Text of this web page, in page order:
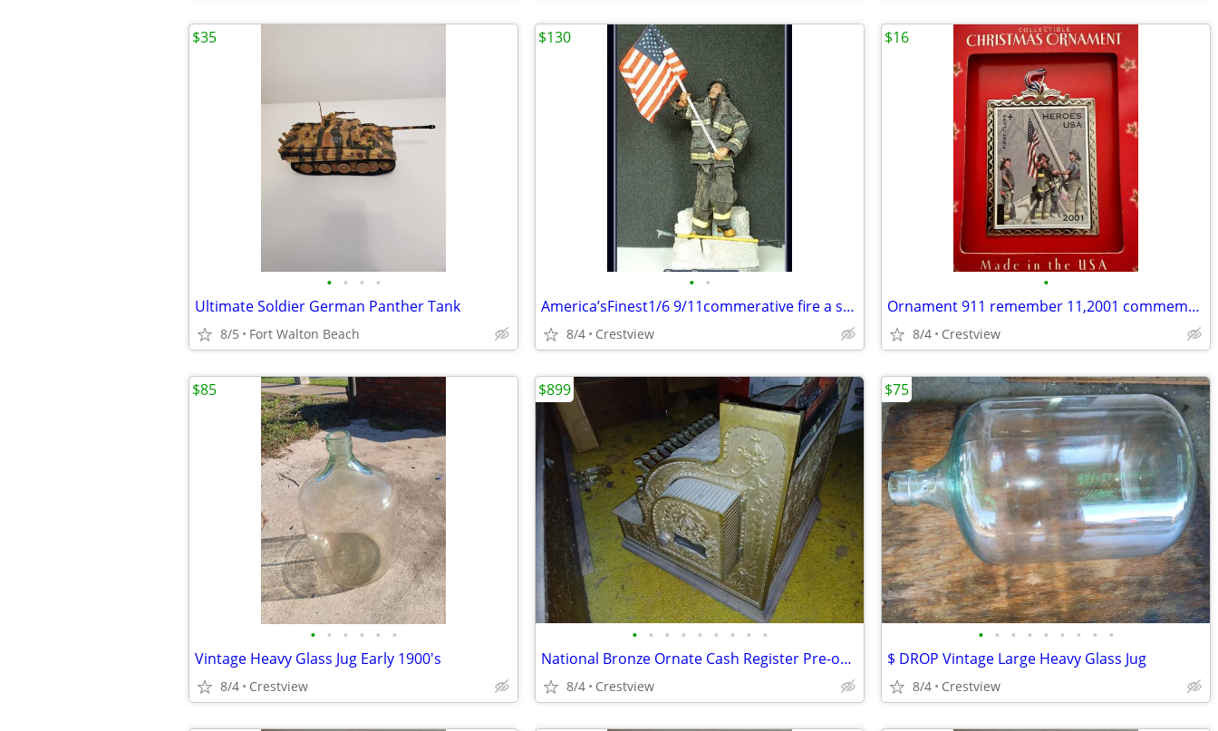
• • • •
Ultimate Soldier German Panther Tank
8/5 Fort Walton Beach
$35
• •
America’sFinest1/6 9/11commerative fire a special edition
8/4 Crestview
$130
•
Ornament 911 remember 11,2001 commemorative usps
8/4 Crestview
$16
• • • • • •
Vintage Heavy Glass Jug Early 1900's
8/4 Crestview
$85
• • • • • • • • •
National Bronze Ornate Cash Register Pre-owned
8/4 Crestview
$899
• • • • • • • • •
$ DROP Vintage Large Heavy Glass Jug
8/4 Crestview
$75